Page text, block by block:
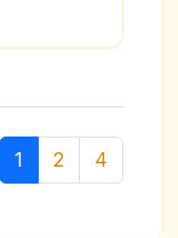
1 2 4